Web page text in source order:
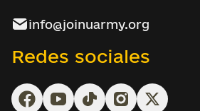
info@joinuarmy.org
Redes sociales